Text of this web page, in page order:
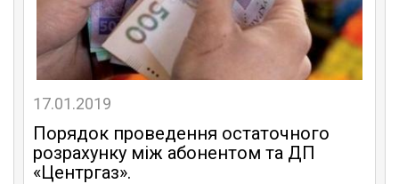
17.01.2019
Порядок проведення остаточного
розрахунку між абонентом та ДП
«Центргаз».